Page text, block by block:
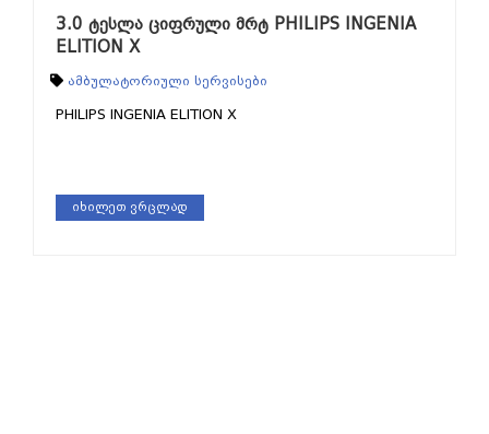
3.0 ტესლა ციფრული მრტ PHILIPS INGENIA
ELITION X
ამბულატორიული სერვისები
PHILIPS INGENIA ELITION X
იხილეთ ვრცლად